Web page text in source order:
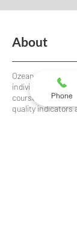
About
Ozeanoa is a
individuals
courses are
quality indicators
Phone